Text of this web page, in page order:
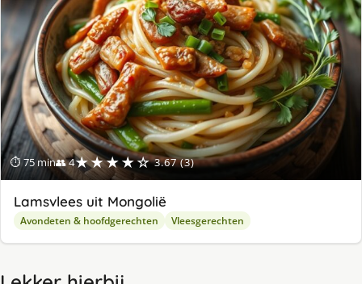
⏱ 75 min👥 4★★★★☆ 3.67 (3)
Lamsvlees uit Mongolië
Avondeten & hoofdgerechten Vleesgerechten